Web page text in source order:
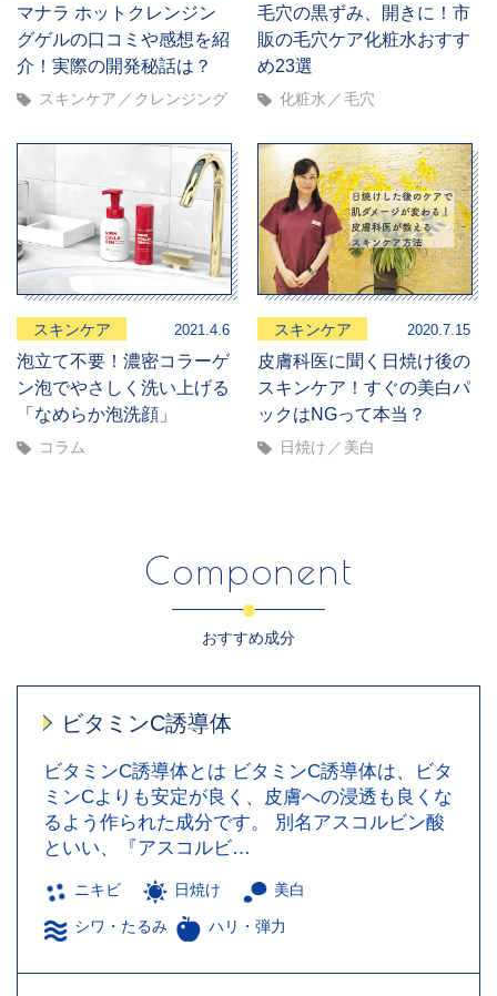
マナラ ホットクレンジン
グゲルの口コミや感想を紹
介！実際の開発秘話は？
スキンケア クレンジング
毛穴の黒ずみ、開きに！市
販の毛穴ケア化粧水おすす
め23選
化粧水 毛穴
スキンケア 2021.4.6
泡立て不要！濃密コラーゲ
ン泡でやさしく洗い上げる
「なめらか泡洗顔」
コラム
スキンケア 2020.7.15
皮膚科医に聞く日焼け後の
スキンケア！すぐの美白パ
ックはNGって本当？
日焼け 美白
Component
おすすめ成分
ビタミンC誘導体
ビタミンC誘導体とは ビタミンC誘導体は、ビタ
ミンCよりも安定が良く、皮膚への浸透も良くな
るよう作られた成分です。 別名アスコルビン酸
といい、『アスコルビ…
ニキビ 日焼け 美白
シワ・たるみ ハリ・弾力